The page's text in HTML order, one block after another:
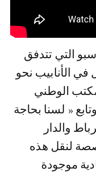
التي تتدفق
الأنابيب نحو
الوطني
« لسنا بحاجة
والدار
لنقل هذه
موجودة